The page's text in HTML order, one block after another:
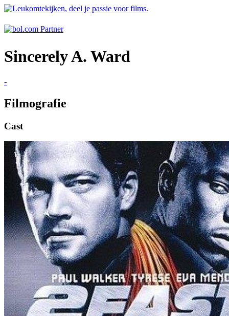
Sincerely A. Ward
-
Filmografie
Cast